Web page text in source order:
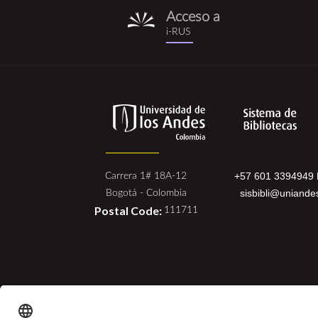
i-
rus.png
Acceso a
i-RUS
Carrera 1# 18A-12
Bogotá - Colombia
Postal Code: 111711
+57 601 3394949